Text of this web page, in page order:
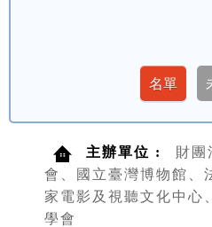
主辦單位 :
財團
會、國立臺灣博物館、
家電影及視聽文化中心
學會